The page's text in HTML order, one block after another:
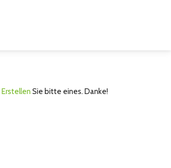
Erstellen Sie bitte eines. Danke!